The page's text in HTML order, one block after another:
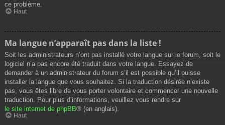
ce problème.
Haut
Ma langue n’apparaît pas dans la liste !
Soit les administrateurs n’ont pas installé votre langue sur le forum, soit le
logiciel n’a pas encore été traduit dans votre langue. Essayez de
demander à un administrateur du forum s’il est possible qu’il puisse
installer la langue que vous souhaitez. Si la traduction désirée n’existe
pas, vous êtes libre de vous porter volontaire et commencer une nouvelle
traduction. Pour plus d’informations, veuillez vous rendre sur
le site internet de phpBB® (en anglais).
Haut